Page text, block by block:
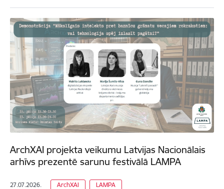
ArchXAI projekta veikumu Latvijas Nacionālais
arhīvs prezentē sarunu festivālā LAMPA
27.07.2026. ArchXAI LAMPA